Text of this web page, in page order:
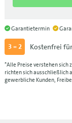
26.10.-30.10.26
09.11.-13.11.26
09.11.-13.11.26
23.11.-27.11.26
Garantietermin
3 = 2 Kostenfrei
*Alle Preise verstehen
richten sich ausschließlich
gewerbliche Kunden,